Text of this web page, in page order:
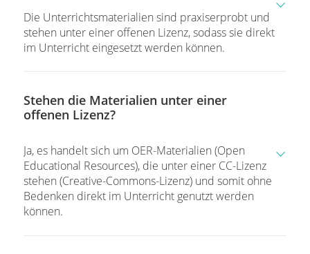
Die Unterrichtsmaterialien sind praxiserprobt und
stehen unter einer offenen Lizenz, sodass sie direkt
im Unterricht eingesetzt werden können.
Stehen die Materialien unter einer
offenen Lizenz?
Ja, es handelt sich um OER-Materialien (Open
Educational Resources), die unter einer CC-Lizenz
stehen (Creative-Commons-Lizenz) und somit ohne
Bedenken direkt im Unterricht genutzt werden
können.